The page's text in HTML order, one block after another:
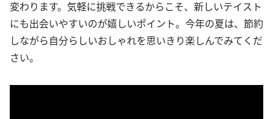
変わります。気軽に挑戦できるからこそ、新しいテイスト
にも出会いやすいのが嬉しいポイント。今年の夏は、節約
しながら自分らしいおしゃれを思いきり楽しんでみてくだ
さい。